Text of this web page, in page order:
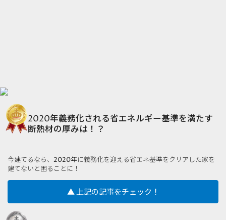
2020年義務化される省エネルギー基準を満たす
断熱材の厚みは！？
今建てるなら、2020年に義務化を迎える省エネ基準をクリアした家を
建てないと困ることに！
▲ 上記の記事をチェック！